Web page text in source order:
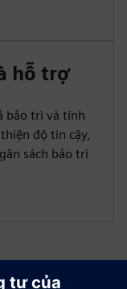
hỗ trợ
bảo trì và tính
độ tin cậy,
sách bảo trì